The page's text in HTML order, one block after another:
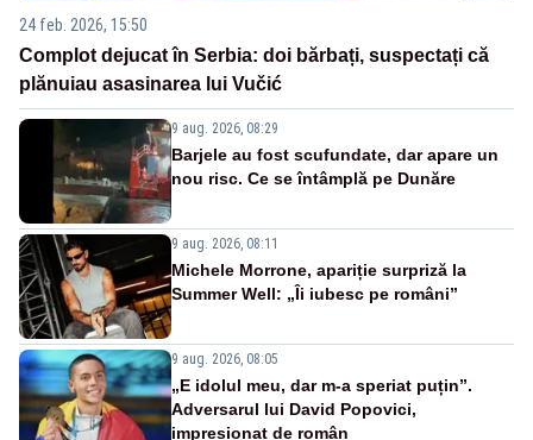
24 feb. 2026, 15:50
Complot dejucat în Serbia: doi bărbați, suspectați că
plănuiau asasinarea lui Vučić
9 aug. 2026, 08:29
Barjele au fost scufundate, dar apare un
nou risc. Ce se întâmplă pe Dunăre
9 aug. 2026, 08:11
Michele Morrone, apariție surpriză la
Summer Well: „Îi iubesc pe români”
9 aug. 2026, 08:05
„E idolul meu, dar m-a speriat puțin”.
Adversarul lui David Popovici,
impresionat de român